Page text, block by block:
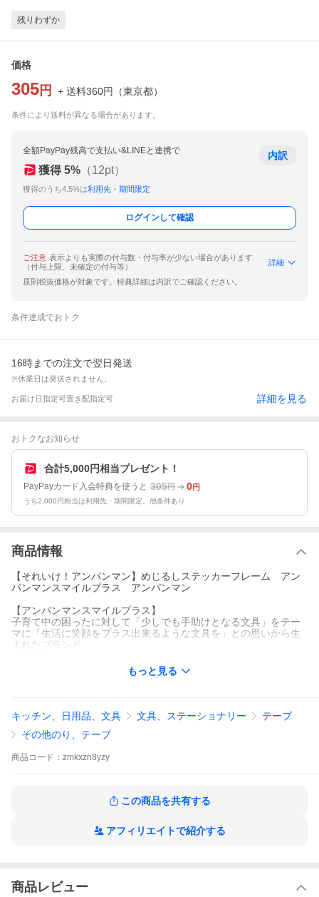
残りわずか
価格
305 円 + 送料360円 （東京都）
条件により送料が異なる場合があります。
全額PayPay残高で支払い&LINEと連携で
獲得 5% （12pt）
獲得のうち4.5%は利用先・期間限定
内訳
ログインして確認
ご注意 表示よりも実際の付与数・付与率が少ない場合があります
（付与上限、未確定の付与等）
詳細
原則税抜価格が対象です。特典詳細は内訳でご確認ください。
条件達成でおトク
16時までの注文で翌日発送
※休業日は発送されません。
お届け日指定可置き配指定可 詳細を見る
おトクなお知らせ
合計5,000円相当プレゼント！
PayPayカード入会特典を使うと 305円 0円
うち2,000円相当は利用先・期間限定。他条件あり
商品情報
【それいけ！アンパンマン】めじるしステッカーフレーム アン
パンマンスマイルプラス アンパンマン
【アンパンマンスマイルプラス】
子育て中の困ったに対して「少しでも手助けとなる文具」をテー
マに「生活に笑顔をプラス出来るような文具を」との思いから生
まれたブランド
もっと見る
キッチン、日用品、文具 文具、ステーショナリー
テープ
その他のり、テープ
商品 コード： zmkxzn8yzy
この商品を共有する
アフィリエイトで紹介する
商品レビュー